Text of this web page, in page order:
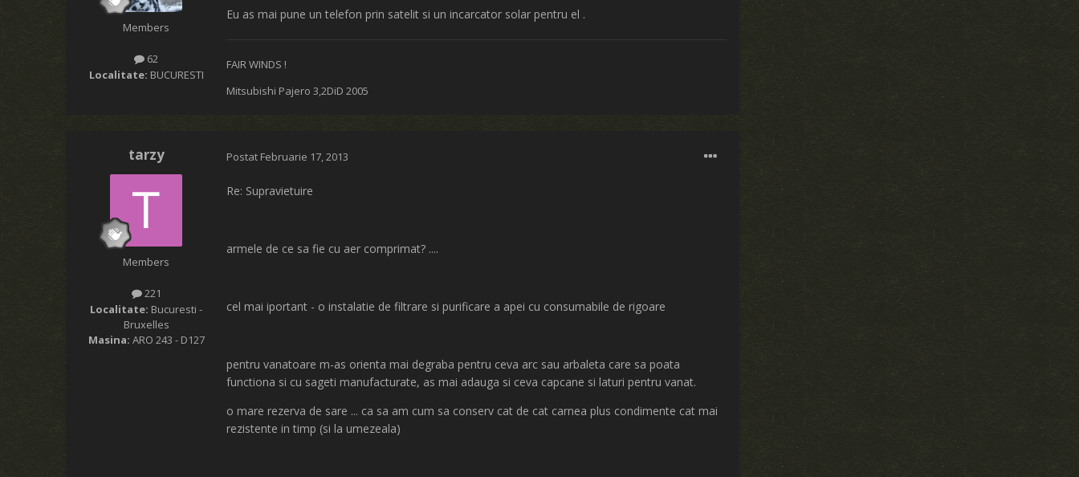
Members
62
Localitate: BUCURESTI
Eu as mai pune un telefon prin satelit si un incarcator solar pentru el .
FAIR WINDS !
Mitsubishi Pajero 3,2DiD 2005
tarzy
Members
221
Localitate: Bucuresti -
Bruxelles
Masina: ARO 243 - D127
Postat Februarie 17, 2013
Re: Supravietuire
armele de ce sa fie cu aer comprimat? ....
cel mai iportant - o instalatie de filtrare si purificare a apei cu consumabile de rigoare
pentru vanatoare m-as orienta mai degraba pentru ceva arc sau arbaleta care sa poata
functiona si cu sageti manufacturate, as mai adauga si ceva capcane si laturi pentru vanat.
o mare rezerva de sare ... ca sa am cum sa conserv cat de cat carnea plus condimente cat mai
rezistente in timp (si la umezeala)